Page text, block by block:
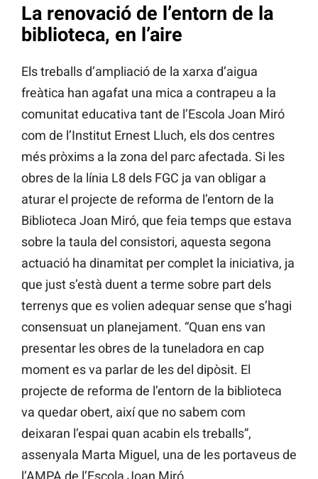
La renovació de l’entorn de la
biblioteca, en l’aire
Els treballs d’ampliació de la xarxa d’aigua
freàtica han agafat una mica a contrapeu a la
comunitat educativa tant de l’Escola Joan Miró
com de l’Institut Ernest Lluch, els dos centres
més pròxims a la zona del parc afectada. Si les
obres de la línia L8 dels FGC ja van obligar a
aturar el projecte de reforma de l’entorn de la
Biblioteca Joan Miró, que feia temps que estava
sobre la taula del consistori, aquesta segona
actuació ha dinamitat per complet la iniciativa, ja
que just s’està duent a terme sobre part dels
terrenys que es volien adequar sense que s’hagi
consensuat un planejament. “Quan ens van
presentar les obres de la tuneladora en cap
moment es va parlar de les del dipòsit. El
projecte de reforma de l’entorn de la biblioteca
va quedar obert, així que no sabem com
deixaran l’espai quan acabin els treballs”,
assenyala Marta Miguel, una de les portaveus de
l’AMPA de l’Escola Joan Miró.